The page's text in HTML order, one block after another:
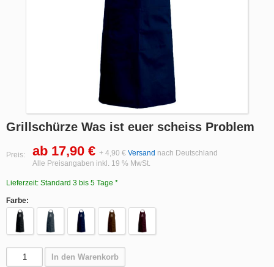
Grillschürze Was ist euer scheiss Problem
Preis: ab 17,90 € + 4,90 € Versand nach Deutschland
Alle Preisangaben inkl. 19 % MwSt.
Lieferzeit: Standard 3 bis 5 Tage *
Farbe:
In den Warenkorb